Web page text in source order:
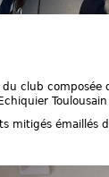
club composée
mitigés émaillés